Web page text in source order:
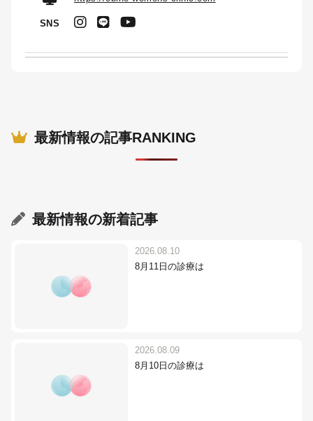
SNS
最新情報の記事RANKING
最新情報の新着記事
2026.08.10
8月11日の診療は
2026.08.09
8月10日の診療は